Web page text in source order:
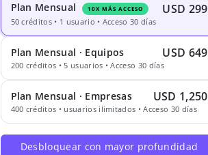
Plan Mensual 10X MÁS ACCESO USD 299
50 créditos • 1 usuario • Acceso 30 días
Plan Mensual · Equipos USD 649
200 créditos • 5 usuarios • Acceso 30 días
Plan Mensual · Empresas USD 1,250
400 créditos • usuarios ilimitados • Acceso 30 días
Desbloquear con mayor profundidad